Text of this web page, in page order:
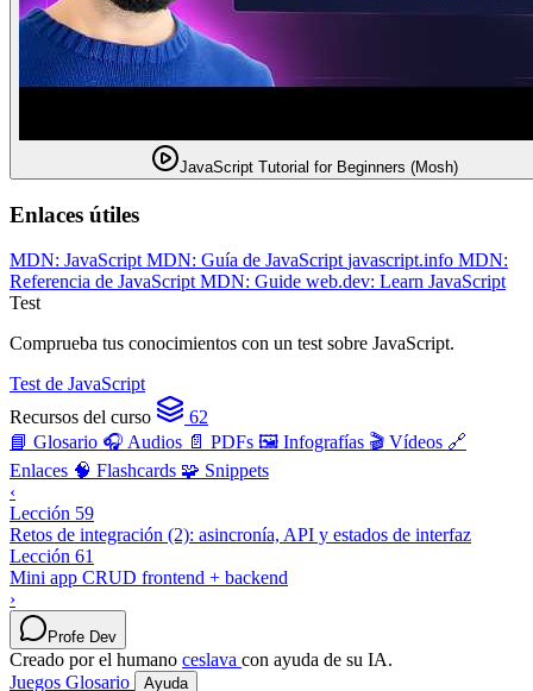
JavaScript Tutorial for Beginners (Mosh)
Enlaces útiles
MDN: JavaScriptMDN: Guía de JavaScriptjavascript.info MDN:
Referencia de JavaScriptMDN: Guide web.dev: Learn JavaScript
Test
Comprueba tus conocimientos con un test sobre JavaScript.
Test de JavaScript
Recursos del curso
62
📘 Glosario 🎧 Audios 📄 PDFs 🖼️ Infografías 🎬 Vídeos 🔗
Enlaces 🧠 Flashcards 🧩 Snippets
‹
Lección 59
Retos de integración (2): asincronía, API y estados de interfaz
Lección 61
Mini app CRUD frontend + backend
›
Profe Dev
Creado por el humano ceslava con ayuda de su IA.
Juegos Glosario Ayuda